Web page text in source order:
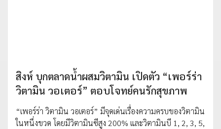
สิงห์ บุกตลาดน้ำผสมวิตามิน เปิดตัว “เพอร์ร่า
วิตามิน วอเตอร์” ตอบโจทย์คนรักสุขภาพ
“เพอร์ร่า วิตามิน วอเตอร์” มีจุดเด่นเรื่องความครบของวิตามิน
ในหนึ่งขวด โดยมีวิตามินซีสูง 200% และวิตามินบี 1, 2, 3, 5,